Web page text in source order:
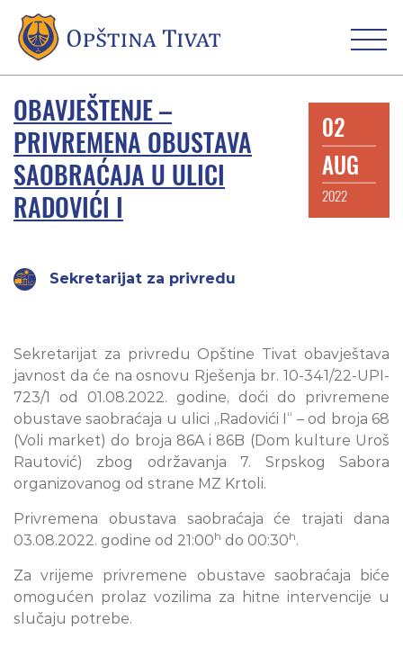
OBAVJEŠTENJE –
PRIVREMENA OBUSTAVA
SAOBRAĆAJA U ULICI
RADOVIĆI I
02
AUG
2022
Sekretarijat za privredu
Sekretarijat za privredu Opštine Tivat obavještava
javnost da će na osnovu Rješenja br. 10-341/22-UPI-
723/1 od 01.08.2022. godine, doći do privremene
obustave saobraćaja u ulici „Radovići I“ – od broja 68
(Voli market) do broja 86A i 86B (Dom kulture Uroš
Rautović) zbog održavanja 7. Srpskog Sabora
organizovanog od strane MZ Krtoli.
Privremena obustava saobraćaja će trajati dana
03.08.2022. godine od 21:00h do 00:30h.
Za vrijeme privremene obustave saobraćaja biće
omogućen prolaz vozilima za hitne intervencije u
slučaju potrebe.